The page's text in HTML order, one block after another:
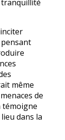
même
de
témoigne
dans la